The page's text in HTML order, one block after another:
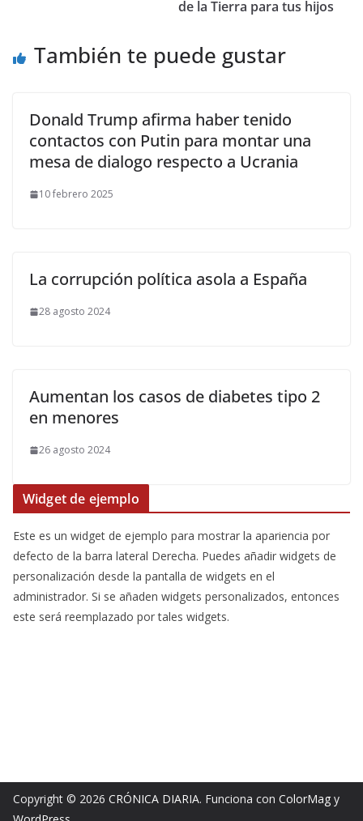
de la Tierra para tus hijos
También te puede gustar
Donald Trump afirma haber tenido
contactos con Putin para montar una
mesa de dialogo respecto a Ucrania
10 febrero 2025
La corrupción política asola a España
28 agosto 2024
Aumentan los casos de diabetes tipo 2
en menores
26 agosto 2024
Widget de ejemplo
Este es un widget de ejemplo para mostrar la apariencia por
defecto de la barra lateral Derecha. Puedes añadir widgets de
personalización desde la pantalla de widgets en el
administrador. Si se añaden widgets personalizados, entonces
este será reemplazado por tales widgets.
Copyright © 2026 CRÓNICA DIARIA. Funciona con ColorMag y